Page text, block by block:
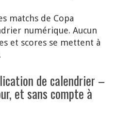
matchs de Copa
numérique. Aucun
et scores se mettent à
de calendrier –
et sans compte à